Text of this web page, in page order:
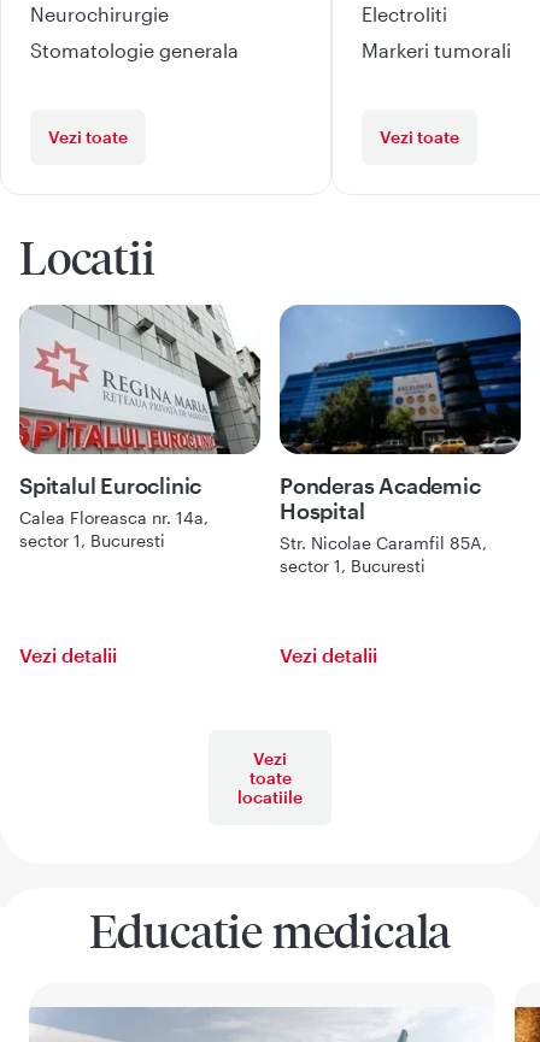
Neurochirurgie
Stomatologie generala
Vezi toate
Electroliti
Markeri tumorali
Vezi toate
Locatii
Spitalul Euroclinic
Calea Floreasca nr. 14a,
sector 1, Bucuresti
Vezi detalii
Ponderas Academic
Hospital
Str. Nicolae Caramfil 85A,
sector 1, Bucuresti
Vezi detalii
Vezi
toate
locatiile
Educatie medicala